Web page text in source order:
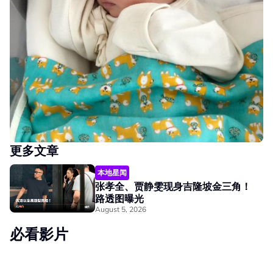
更多文章
本地星闻
张孝全、贾静雯现身吉隆坡金三角！
路透图曝光
August 5, 2026
必看影片